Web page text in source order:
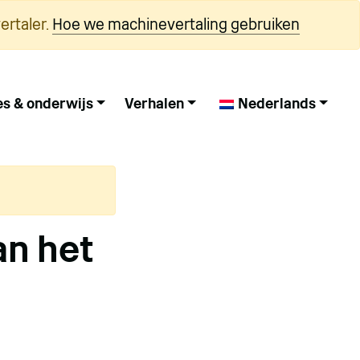
Hoe we machinevertaling gebruiken
& onderwijs Verhalen Nederlands
het